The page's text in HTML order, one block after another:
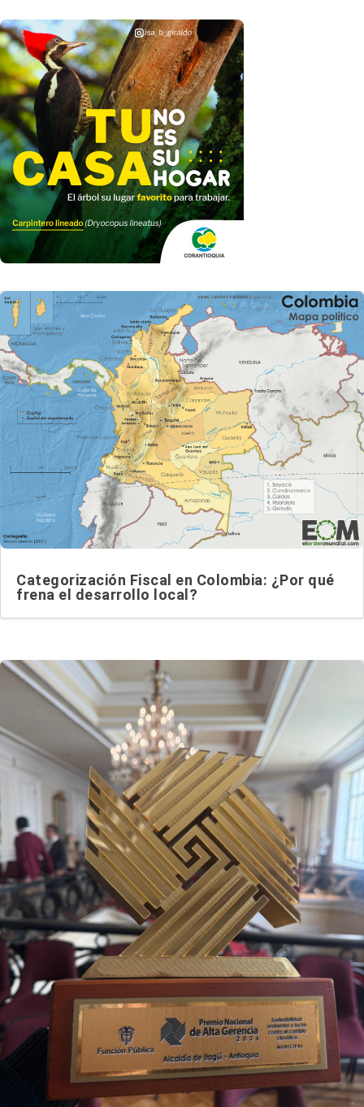
Categorización Fiscal en Colombia: ¿Por qué
frena el desarrollo local?